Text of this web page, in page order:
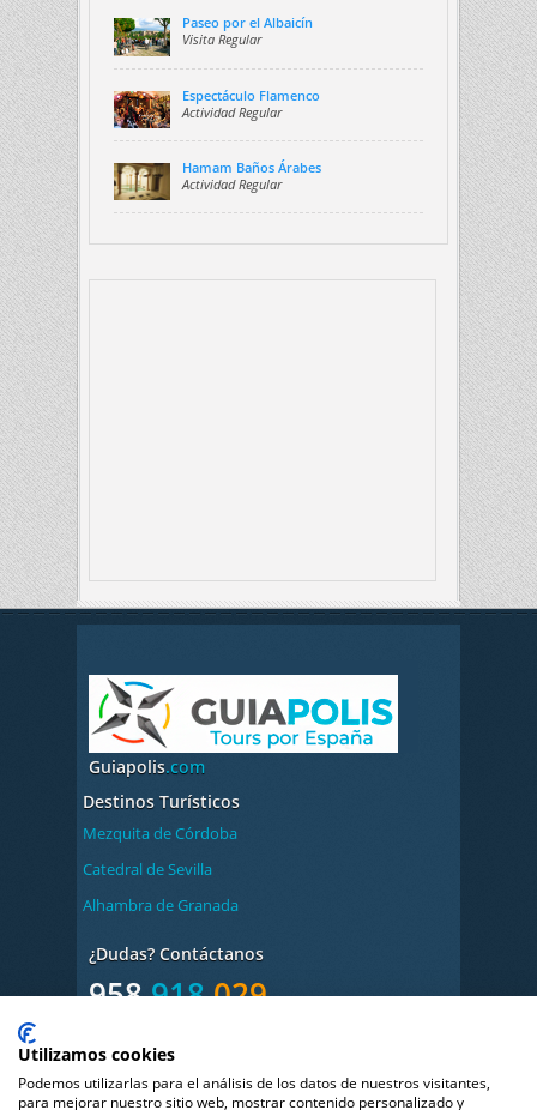
Paseo por el Albaicín
Visita Regular
Espectáculo Flamenco
Actividad Regular
Hamam Baños Árabes
Actividad Regular
Guiapolis.com
Destinos Turísticos
Mezquita de Córdoba
Catedral de Sevilla
Alhambra de Granada
¿Dudas? Contáctanos
958918029
a 14:00 / 17:00 a 20:00h
BookYourAudio
Utilizamos cookies
Podemos utilizarlas para el análisis de los datos de nuestros visitantes,
para mejorar nuestro sitio web, mostrar contenido personalizado y